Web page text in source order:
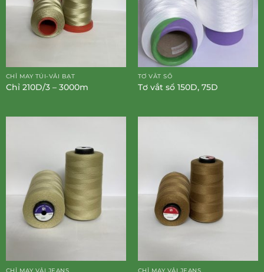
CHỈ MAY TÚI-VẢI BẠT
Chỉ 210D/3 – 3000m
TƠ VẮT SỔ
Tơ vắt sổ 150D, 75D